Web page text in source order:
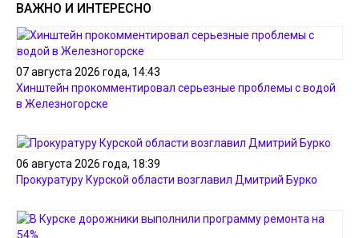
ВАЖНО И ИНТЕРЕСНО
07 августа 2026 года, 14:43
Хинштейн прокомментировал серьезные проблемы с водой
в Железногорске
06 августа 2026 года, 18:39
Прокуратуру Курской области возглавил Дмитрий Бурко